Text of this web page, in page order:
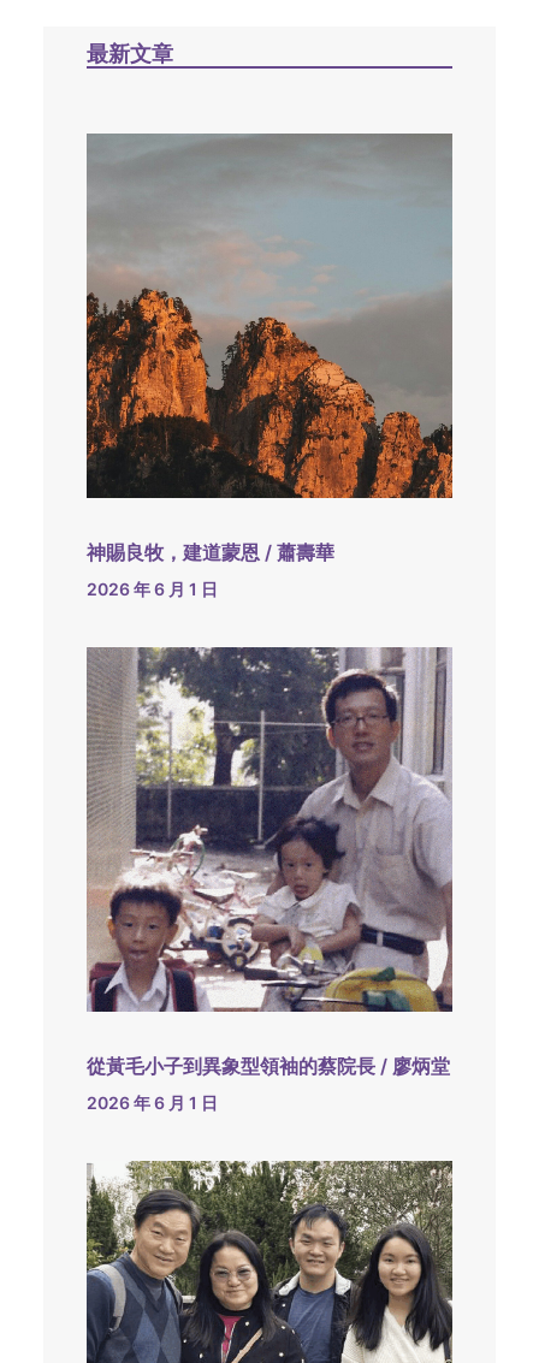
最新文章
神賜良牧，建道蒙恩 / 蕭壽華
2026 年 6 月 1 日
從黃毛小子到異象型領袖的蔡院長 / 廖炳堂
2026 年 6 月 1 日